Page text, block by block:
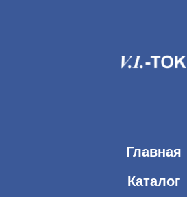
Главная
Каталог